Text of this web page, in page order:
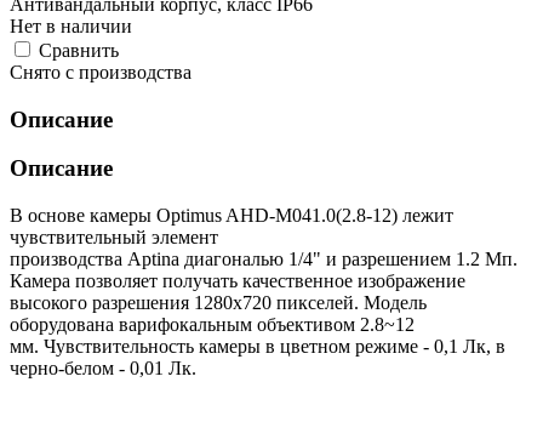
Нет в наличии
Cравнить
Снято с производства
Описание
Описание
В основе камеры Optimus AHD-M041.0(2.8-12) лежит
чувствительный элемент
производства Aptina диагональю 1/4" и разрешением 1.2 Мп.
Камера позволяет получать качественное изображение
высокого разрешения 1280х720 пикселей. Модель
оборудована варифокальным объективом 2.8~12
мм. Чувствительность камеры в цветном режиме - 0,1 Лк, в
черно-белом - 0,01 Лк.